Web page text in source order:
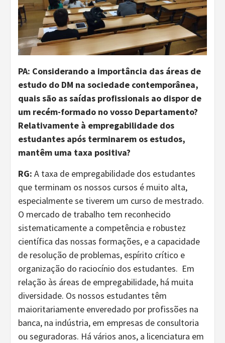
PA: Considerando a importância das áreas de
estudo do DM na sociedade contemporânea,
quais são as saídas profissionais ao dispor de
um recém-formado no vosso Departamento?
Relativamente à empregabilidade dos
estudantes após terminarem os estudos,
mantêm uma taxa positiva?
RG: A taxa de empregabilidade dos estudantes
que terminam os nossos cursos é muito alta,
especialmente se tiverem um curso de mestrado.
O mercado de trabalho tem reconhecido
sistematicamente a competência e robustez
científica das nossas formações, e a capacidade
de resolução de problemas, espírito crítico e
organização do raciocínio dos estudantes. Em
relação às áreas de empregabilidade, há muita
diversidade. Os nossos estudantes têm
maioritariamente enveredado por profissões na
banca, na indústria, em empresas de consultoria
ou seguradoras. Há vários anos, a licenciatura em